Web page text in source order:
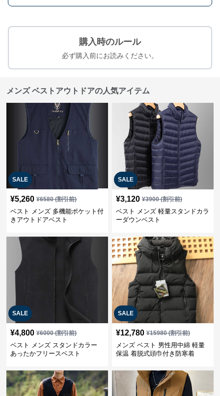
購入時のルール
必ず購入前にお読みください。
メンズ ベストアウトドアの人気アイテム
SALE
¥5,260 ¥6580(割引前)
ベスト メンズ 多機能ポケット付
きアウトドアベスト
SALE
¥3,120 ¥3900(割引前)
ベスト メンズ 軽量スタンドカラ
ーダウンベスト
SALE
¥4,800 ¥6000(割引前)
ベスト メンズ スタンドカラー
あったかフリースベスト
SALE
¥12,780 ¥15980(割引前)
メンズ ベスト 男性用中綿 軽量
保温 着脱式頭巾付き防寒着